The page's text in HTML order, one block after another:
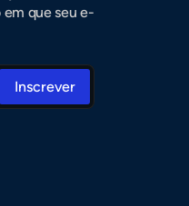
que seu e-